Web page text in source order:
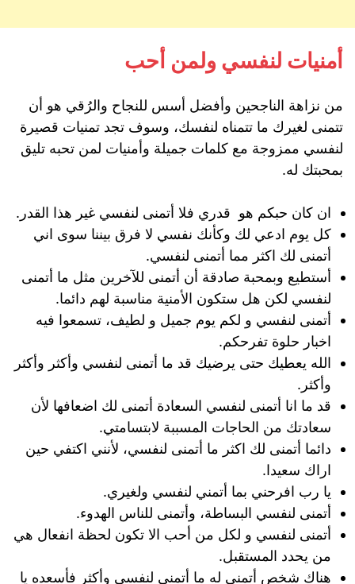
أمنيات لنفسي ولمن أحب
من نزاهة الناجحين وأفضل أسس للنجاح والرُقي هو أن
تتمنى لغيرك ما تتمناه لنفسك، وسوف تجد تمنيات قصيرة
لنفسي ممزوجة مع كلمات جميلة وأمنيات لمن تحبه تليق
بمحبتك له.
ان كان حبكم هو قدري فلا أتمنى لنفسي غير هذا القدر.
كل يوم ادعي لك وكأنك نفسي لا فرق بيننا سوى اني
أتمنى لك اكثر مما أتمنى لنفسي.
أستطيع وبمحبة صادقة أن أتمنى للآخرين مثل ما أتمنى
لنفسي لكن هل ستكون الأمنية مناسبة لهم دائما.
أتمنى لنفسي و لكم يوم جميل و لطيف، تسمعوا فيه
اخبار حلوة تفرحكم.
الله يعطيك حتى يرضيك قد ما أتمنى لنفسي وأكثر وأكثر
وأكثر.
قد ما انا أتمنى لنفسي السعادة أتمنى لك اضعافها لأن
سعادتك من الحاجات المسببة لابتسامتي.
دائما أتمنى لك اكثر ما أتمنى لنفسي، لأنني اكتفي حين
اراك سعيدا.
يا رب افرحني بما أتمني لنفسي ولغيري.
أتمنى لنفسي البساطة، وأتمنى للناس الهدوء.
أتمنى لنفسي و لكل من أحب الا تكون لحظة انفعال هي
من يحدد المستقبل.
هناك شخص أتمنى له ما أتمنى لنفسي وأكثر فأسعده يا